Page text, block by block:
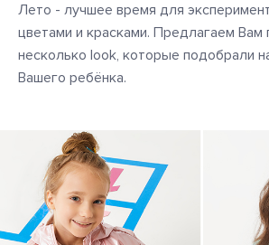
Лето - лучшее время для
цветами и красками. Предлагаем Вам
несколько look, которые подобрали
Вашего ребёнка.